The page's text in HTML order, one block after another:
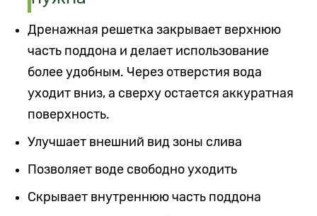
Дренажная решетка закрывает верхнюю
часть поддона и делает использование
более удобным. Через отверстия вода
уходит вниз, а сверху остается аккуратная
поверхность.
Улучшает внешний вид зоны слива
Позволяет воде свободно уходить
Скрывает внутреннюю часть поддона